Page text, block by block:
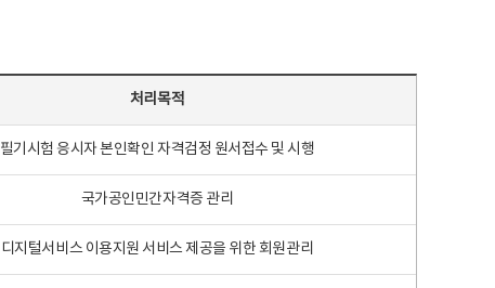
처리목적
필기시험 응시자 본인확인 자격검정 원서접수 및 시행
국가공인민간자격증 관리
디지털서비스 이용지원 서비스 제공을 위한 회원관리